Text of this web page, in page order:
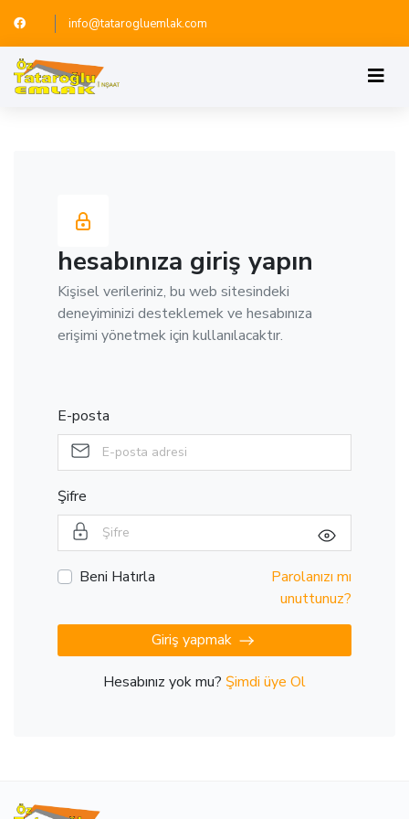
info@tatarogluemlak.com
hesabınıza giriş yapın
Kişisel verileriniz, bu web sitesindeki
deneyiminizi desteklemek ve hesabınıza
erişimi yönetmek için kullanılacaktır.
E-posta
Şifre
Beni Hatırla
Parolanızı mı
unuttunuz?
Giriş yapmak
Hesabınız yok mu? Şimdi üye Ol